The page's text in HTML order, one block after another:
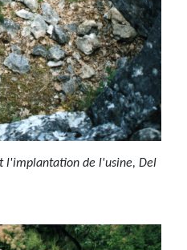
l'implantation de l'usine, Del